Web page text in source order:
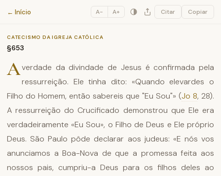
Catecismo da Igreja Católica
← Início A− A+ Citar Copiar
CATECISMO DA IGREJA CATÓLICA
§653
Averdade da divindade de Jesus é confirmada pela
ressurreição. Ele tinha dito: «Quando elevardes o
Filho do Homem, então sabereis que "Eu Sou"» (Jo 8, 28).
A ressurreição do Crucificado demonstrou que Ele era
verdadeiramente «Eu Sou», o Filho de Deus e Ele próprio
Deus. São Paulo pôde declarar aos judeus: «E nós vos
anunciamos a Boa-Nova de que a promessa feita aos
nossos pais, cumpriu-a Deus para os filhos deles ao